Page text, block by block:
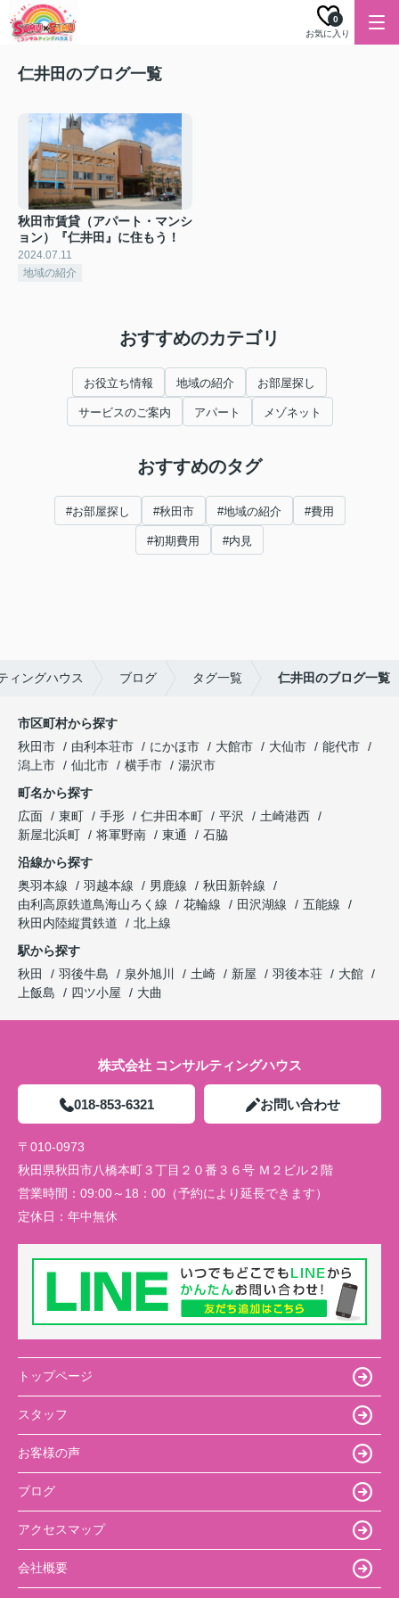
お気に入り
0
仁井田のブログ一覧
秋田市賃貸（アパート・マンシ
ョン）『仁井田』に住もう！
2024.07.11
地域の紹介
おすすめのカテゴリ
お役立ち情報 地域の紹介 お部屋探し
サービスのご案内 アパート メゾネット
おすすめのタグ
#お部屋探し #秋田市 #地域の紹介 #費用
#初期費用 #内見
ィングハウス ブログ タグ一覧 仁井田のブログ一覧
市区町村から探す
秋田市
由利本荘市 にかほ市 大館市 大仙市
能代市
潟上市
仙北市 横手市
湯沢市
町名から探す
広面
東町 手形 仁井田本町 平沢
土崎港西
新屋北浜町
将軍野南 東通
石脇
沿線から探す
奥羽本線
羽越本線 男鹿線
秋田新幹線
由利高原鉄道鳥海山ろく線
花輪線 田沢湖線
五能線
秋田内陸縦貫鉄道
北上線
駅から探す
秋田
羽後牛島 泉外旭川 土崎 新屋 羽後本荘
大館
上飯島
四ツ小屋 大曲
株式会社 コンサルティングハウス
018-853-6321 お問い合わせ
〒010-0973
秋田県秋田市八橋本町３丁目２０番３６号 Ｍ２ビル２階
営業時間： 09:00～18：00（予約により延長できます）
定休日： 年中無休
トップページ
スタッフ
お客様の声
ブログ
アクセスマップ
会社概要